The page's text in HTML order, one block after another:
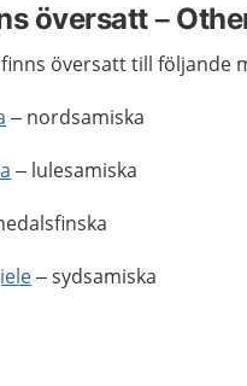
översatt –
översatt till följande
– nordsamiska
– lulesamiska
– sydsamiska